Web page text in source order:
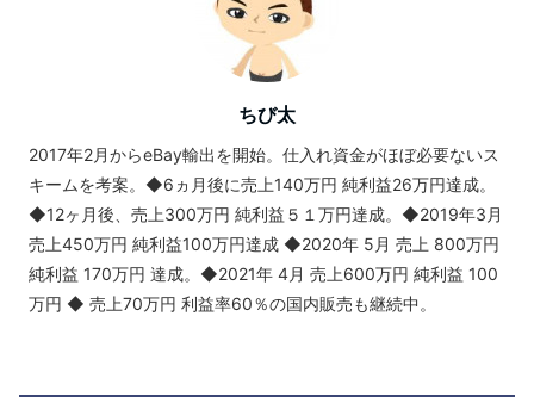
ちび太
2017年2月からeBay輸出を開始。仕入れ資金がほぼ必要ないス
キームを考案。◆6ヵ月後に売上140万円 純利益26万円達成。
◆12ヶ月後、売上300万円 純利益５１万円達成。◆2019年3月
売上450万円 純利益100万円達成 ◆2020年 5月 売上 800万円
純利益 170万円 達成。◆2021年 4月 売上600万円 純利益 100
万円 ◆ 売上70万円 利益率60％の国内販売も継続中。